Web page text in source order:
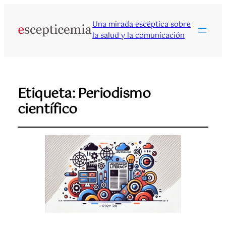
Una mirada escéptica sobre
la salud y la comunicación
Etiqueta:Periodismo
científico